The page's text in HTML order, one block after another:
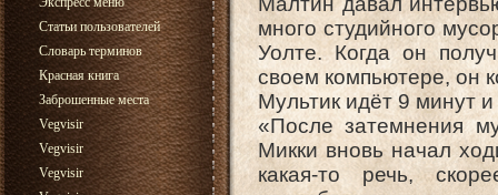
Статьи пользователей
Словарь терминов
Красная книга
Заброшенные места
Vegvisir
Vegvisir
Vegvisir
много студийного
Уолте. Когда он
своем компьютере, он
Мультик идёт 9 минут
«После затемнения
Микки вновь начал
какая-то речь,